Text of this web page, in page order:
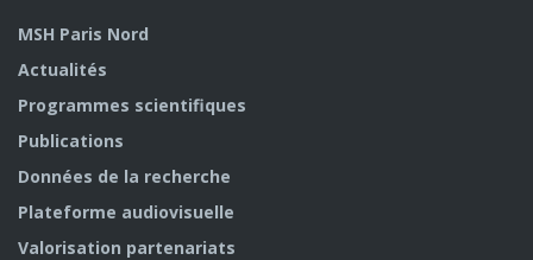
MSH Paris Nord
Actualités
Programmes scientifiques
Publications
Données de la recherche
Plateforme audiovisuelle
Valorisation partenariats